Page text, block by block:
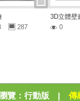
287
3D立體壁
0
覽： 行動版 | 傳